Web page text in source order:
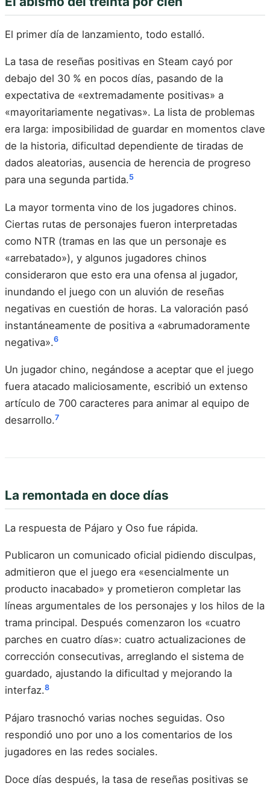
El primer día de lanzamiento, todo estalló.
La tasa de reseñas positivas en Steam cayó por
debajo del 30 % en pocos días, pasando de la
expectativa de «extremadamente positivas» a
«mayoritariamente negativas». La lista de problemas
era larga: imposibilidad de guardar en momentos clave
de la historia, dificultad dependiente de tiradas de
dados aleatorias, ausencia de herencia de progreso
para una segunda partida.5
La mayor tormenta vino de los jugadores chinos.
Ciertas rutas de personajes fueron interpretadas
como NTR (tramas en las que un personaje es
«arrebatado»), y algunos jugadores chinos
consideraron que esto era una ofensa al jugador,
inundando el juego con un aluvión de reseñas
negativas en cuestión de horas. La valoración pasó
instantáneamente de positiva a «abrumadoramente
negativa».6
Un jugador chino, negándose a aceptar que el juego
fuera atacado maliciosamente, escribió un extenso
artículo de 700 caracteres para animar al equipo de
desarrollo.7
La remontada en doce días
La respuesta de Pájaro y Oso fue rápida.
Publicaron un comunicado oficial pidiendo disculpas,
admitieron que el juego era «esencialmente un
producto inacabado» y prometieron completar las
líneas argumentales de los personajes y los hilos de la
trama principal. Después comenzaron los «cuatro
parches en cuatro días»: cuatro actualizaciones de
corrección consecutivas, arreglando el sistema de
guardado, ajustando la dificultad y mejorando la
interfaz.8
Pájaro trasnochó varias noches seguidas. Oso
respondió uno por uno a los comentarios de los
jugadores en las redes sociales.
Doce días después, la tasa de reseñas positivas se